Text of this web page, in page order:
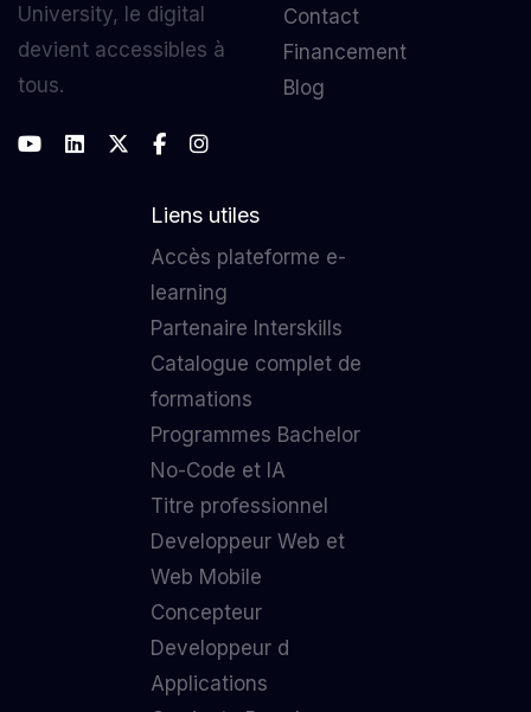
University, le digital
devient accessibles à
tous.
Contact
Financement
Blog
Liens utiles
Accès plateforme e-
learning
Partenaire Interskills
Catalogue complet de
formations
Programmes Bachelor
No-Code et IA
Titre professionnel
Developpeur Web et
Web Mobile
Concepteur
Developpeur d
Applications